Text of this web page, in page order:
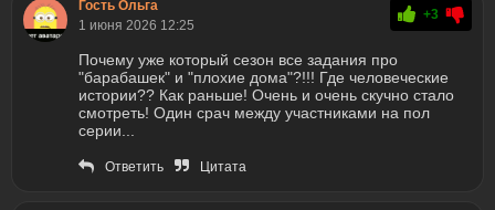
Гость Ольга
1 июня 2026 12:25
+3
Почему уже который сезон все задания про
"барабашек" и "плохие дома"?!!! Где человеческие
истории?? Как раньше! Очень и очень скучно стало
смотреть! Один срач между участниками на пол
серии...
Ответить Цитата